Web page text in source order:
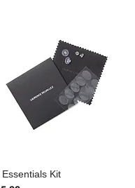
Essentials Kit